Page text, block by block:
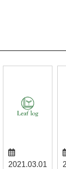
2021.03.01